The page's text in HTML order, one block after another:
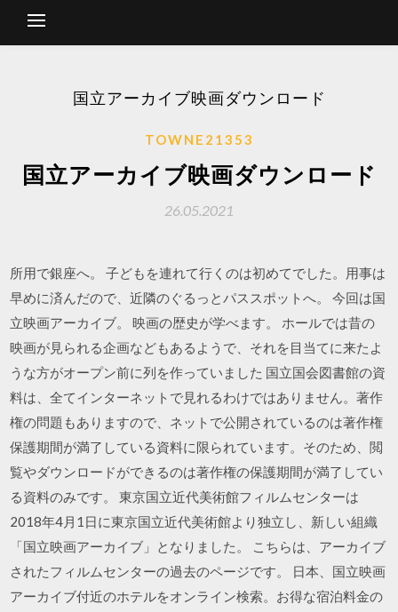
国立アーカイブ映画ダウンロード
TOWNE21353
国立アーカイブ映画ダウンロード
26.05.2021
所用で銀座へ。 子どもを連れて行くのは初めてでした。用事は
早めに済んだので、近隣のぐるっとパススポットへ。 今回は国
立映画アーカイブ。 映画の歴史が学べます。 ホールでは昔の
映画が見られる企画などもあるようで、それを目当てに来たよ
うな方がオープン前に列を作っていました 国立国会図書館の資
料は、全てインターネットで見れるわけではありません。著作
権の問題もありますので、ネットで公開されているのは著作権
保護期間が満了している資料に限られています。そのため、閲
覧やダウンロードができるのは著作権の保護期間が満了してい
る資料のみです。 東京国立近代美術館フィルムセンターは
2018年4月1日に東京国立近代美術館より独立し、新しい組織
「国立映画アーカイブ」となりました。 こちらは、アーカイブ
されたフィルムセンターの過去のページです。 日本、国立映画
アーカイブ付近のホテルをオンライン検索。お得な宿泊料金の